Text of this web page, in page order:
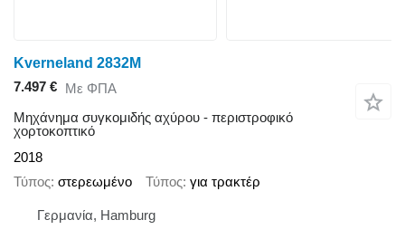
Kverneland 2832M
7.497 € Με ΦΠΑ
Μηχάνημα συγκομιδής αχύρου - περιστροφικό
χορτοκοπτικό
2018
Τύπος στερεωμένο Τύπος για τρακτέρ
Γερμανία, Hamburg